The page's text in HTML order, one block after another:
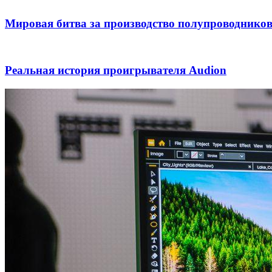
Мировая битва за производство полупроводников
Реальная история проигрывателя Audion